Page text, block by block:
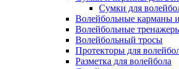
Сумки для
Волейбольные карманы
Волейбольные
Волейбольный тросы
Протекторы для
Разметка для волейбола